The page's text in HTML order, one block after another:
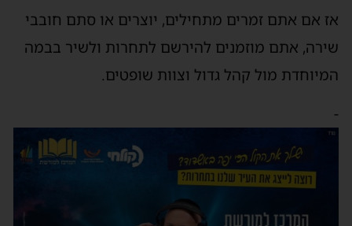
אז אם אתם זמרים מתחילים, יוצרים או סתם חובבי
שירה, אתם מוזמנים להירשם לתחרות ולשיר בבמה
המיוחדת מול קהל גדול וצוות שופטים.
-